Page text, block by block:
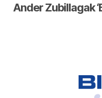
Ander Zubillagak